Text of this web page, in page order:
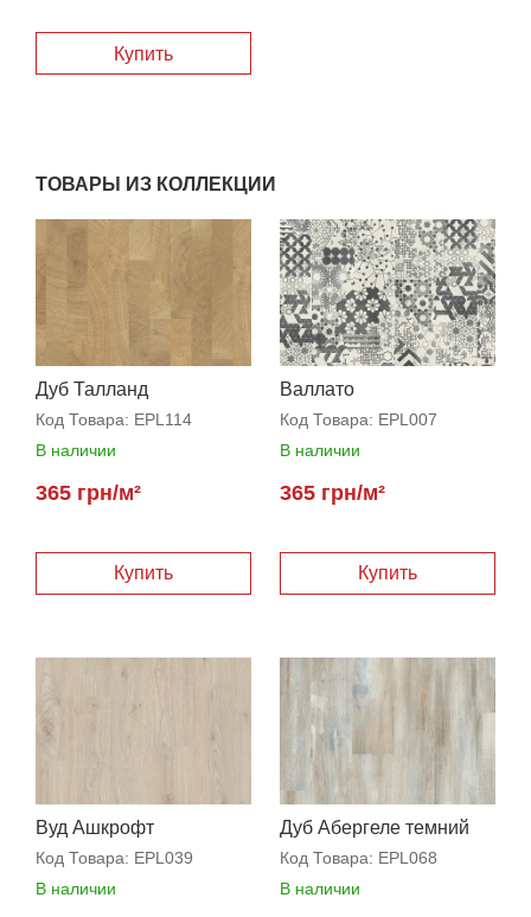
Купить
ТОВАРЫ ИЗ КОЛЛЕКЦИИ
Дуб Талланд
натуральный
Код Товара: EPL114
В наличии
365 грн/м²
Валлато
Код Товара: EPL007
В наличии
365 грн/м²
Вуд Ашкрофт
Код Товара: EPL039
В наличии
Дуб Абергеле темний
Код Товара: EPL068
В наличии